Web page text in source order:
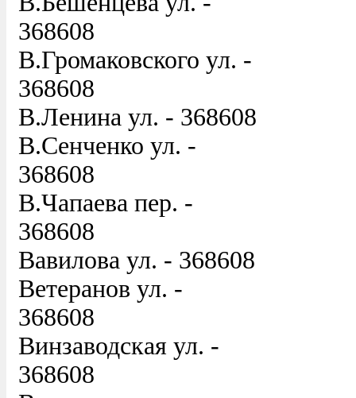
368608
В.Громаковского ул. -
368608
В.Ленина ул. - 368608
В.Сенченко ул. -
368608
В.Чапаева пер. -
368608
Вавилова ул. - 368608
Ветеранов ул. -
368608
Винзаводская ул. -
368608